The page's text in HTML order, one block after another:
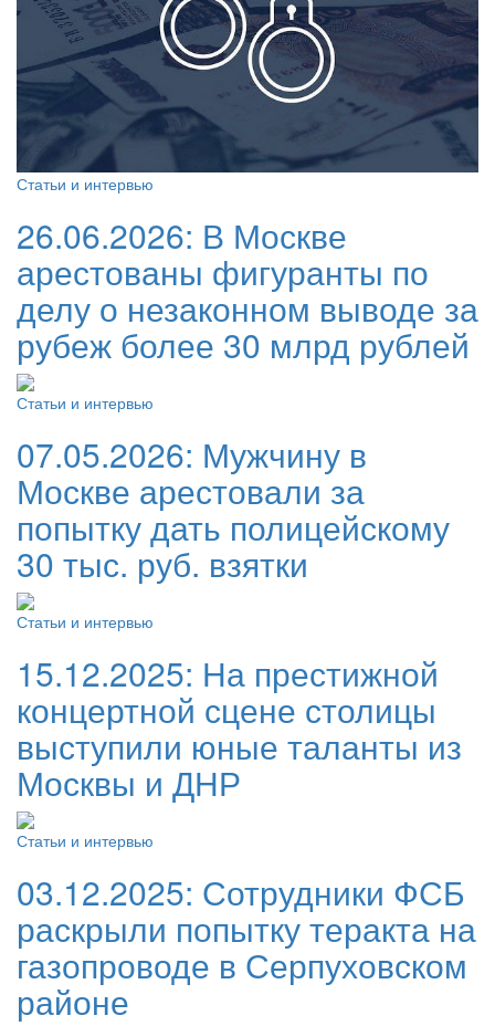
Статьи и интервью
26.06.2026: В Москве
арестованы фигуранты по
делу о незаконном выводе за
рубеж более 30 млрд рублей
Статьи и интервью
07.05.2026: Мужчину в
Москве арестовали за
попытку дать полицейскому
30 тыс. руб. взятки
Статьи и интервью
15.12.2025: На престижной
концертной сцене столицы
выступили юные таланты из
Москвы и ДНР
Статьи и интервью
03.12.2025: Сотрудники ФСБ
раскрыли попытку теракта на
газопроводе в Серпуховском
районе